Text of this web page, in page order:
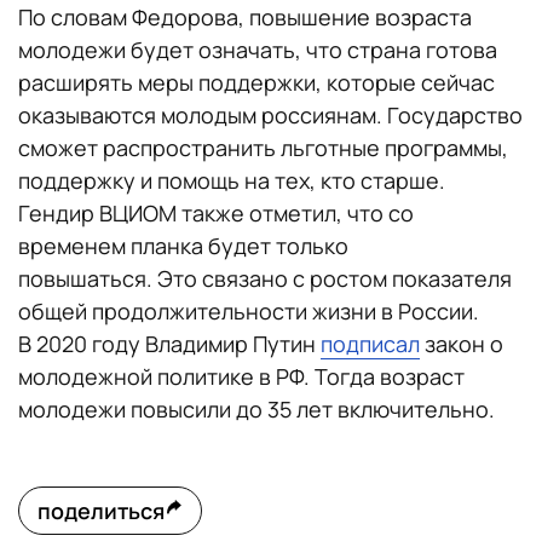
По словам Федорова, повышение возраста
молодежи будет означать, что страна готова
расширять меры поддержки, которые сейчас
оказываются молодым россиянам. Государство
сможет распространить льготные программы,
поддержку и помощь на тех, кто старше.
Гендир ВЦИОМ также отметил, что со
временем планка будет только
повышаться. Это связано с ростом показателя
общей продолжительности жизни в России.
В 2020 году Владимир Путин подписалзакон о
молодежной политике в РФ. Тогда возраст
молодежи повысили до 35 лет включительно.
поделиться